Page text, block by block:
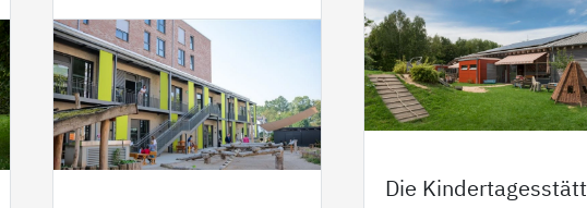
Die